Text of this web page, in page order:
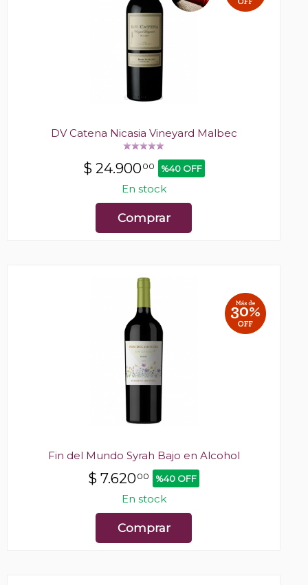
DV Catena Nicasia Vineyard Malbec
$ 24.90000 %40 OFF
En stock
Comprar
Fin del Mundo Syrah Bajo en Alcohol
$ 7.62000 %40 OFF
En stock
Comprar